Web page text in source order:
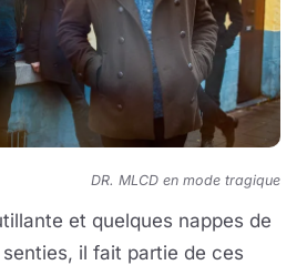
DR. MLCD en mode tragique
et quelques nappes de
il fait partie de ces